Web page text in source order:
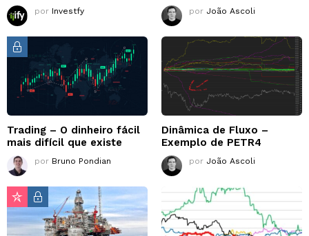
por Investfy por João Ascoli
Trading – O dinheiro fácil
mais difícil que existe
por Bruno Pondian
Dinâmica de Fluxo –
Exemplo de PETR4
por João Ascoli